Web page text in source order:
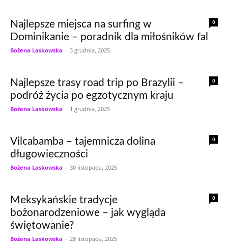
0
Najlepsze miejsca na surfing w
Dominikanie – poradnik dla miłośników fal
Bożena Laskowska - 3 grudnia, 2025
0
Najlepsze trasy road trip po Brazylii –
podróż życia po egzotycznym kraju
Bożena Laskowska - 1 grudnia, 2025
0
Vilcabamba – tajemnicza dolina
długowieczności
Bożena Laskowska - 30 listopada, 2025
0
Meksykańskie tradycje
bożonarodzeniowe – jak wygląda
świętowanie?
Bożena Laskowska - 28 listopada, 2025